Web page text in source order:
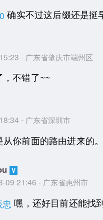
确实不过这后缀还是挺
- 广东省肇庆市端州区
不错了~~
- 广东省深圳市
你前面的路由进来的。
09 21:46 - 广东省惠州市
嘿，还好目前还能找